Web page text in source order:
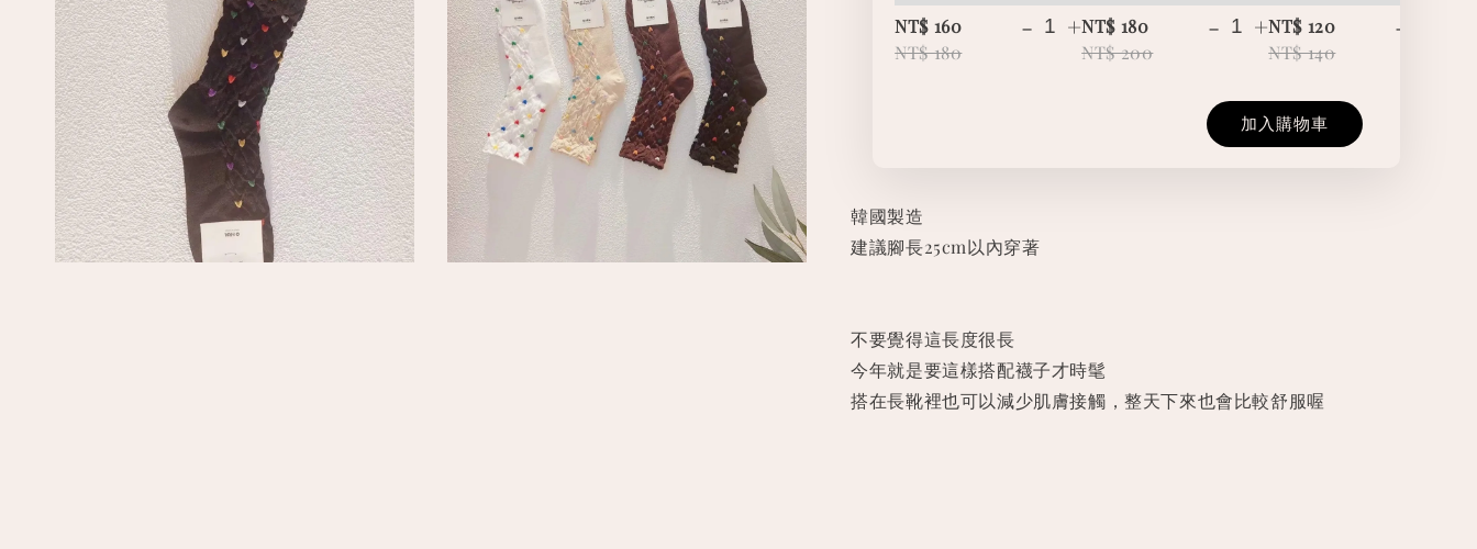
NT$ 160
NT$ 180
- +NT$ 180
NT$ 200
- +NT$ 120
NT$ 140
-
加入購物車
韓國製造
建議腳長25cm以內穿著
不要覺得這長度很長
今年就是要這樣搭配襪子才時髦
搭在長靴裡也可以減少肌膚接觸，整天下來也會比較舒服喔